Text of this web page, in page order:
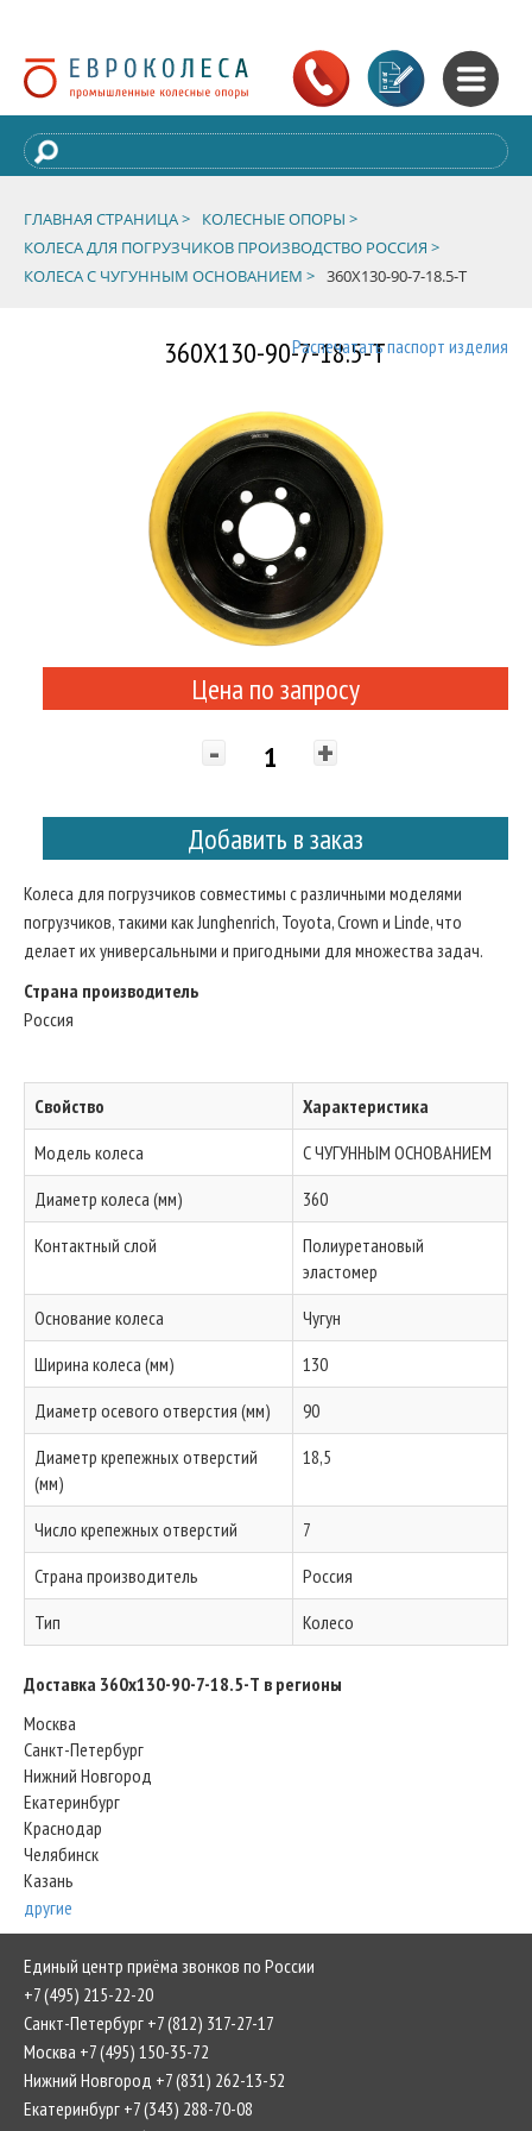
ГЛАВНАЯ СТРАНИЦА >
КОЛЕСНЫЕ ОПОРЫ >
КОЛЕСА ДЛЯ ПОГРУЗЧИКОВ ПРОИЗВОДСТВО РОССИЯ >
КОЛЕСА С ЧУГУННЫМ ОСНОВАНИЕМ > 360Х130-90-7-18.5-Т
360Х130-90-7-18.5-ТРаспечатать паспорт изделия
Цена по запросу
- +
Добавить в заказ
Колеса для погрузчиков совместимы с различными моделями
погрузчиков, такими как Junghenrich, Toyota, Crown и Linde, что
делает их универсальными и пригодными для множества задач.
Страна производитель
Россия
Свойство
Характеристика
Модель колеса
С ЧУГУННЫМ ОСНОВАНИЕМ
Диаметр колеса (мм)
360
Контактный слой
Полиуретановый
эластомер
Основание колеса
Чугун
Ширина колеса (мм)
130
Диаметр осевого отверстия (мм)
90
Диаметр крепежных отверстий
(мм)
18,5
Число крепежных отверстий
7
Страна производитель
Россия
Тип
Колесо
Доставка 360х130-90-7-18.5-Т в регионы
Москва
Санкт-Петербург
Нижний Новгород
Екатеринбург
Краснодар
Челябинск
Казань
другие
Единый центр приёма звонков по России
+7 (495) 215-22-20
Санкт-Петербург +7 (812) 317-27-17
Москва +7 (495) 150-35-72
Нижний Новгород +7 (831) 262-13-52
Екатеринбург +7 (343) 288-70-08